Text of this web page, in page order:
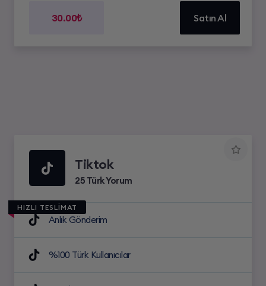
30.00₺ Satın Al
Tiktok
25 Türk Yorum
HIZLI TESLİMAT
Anlık Gönderim
%100 Türk Kullanıcılar